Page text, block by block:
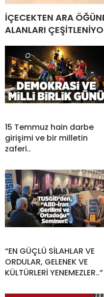
İÇECEKTEN ARA
ALANLARI
15 Temmuz hain darbe
girişimi ve bir milletin
zaferi..
“EN GÜÇLÜ SİLAHLAR VE
ORDULAR, GELENEK VE
KÜLTÜRLERİ YENEMEZLER..”